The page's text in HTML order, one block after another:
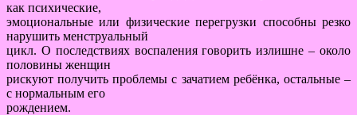
как психические,
эмоциональные или физические перегрузки способны резко
нарушить менструальный
цикл. О последствиях воспаления говорить излишне – около
половины женщин
рискуют получить проблемы с зачатием ребёнка, остальные –
с нормальным его
рождением.